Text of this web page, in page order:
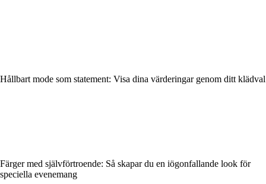
Hållbart mode som statement: Visa dina värderingar genom ditt klädval
Färger med självförtroende: Så skapar du en iögonfallande look för
speciella evenemang